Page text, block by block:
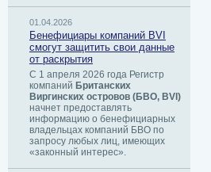
01.04.2026
Бенефициары компаний BVI
смогут защитить свои данные
от раскрытия
С 1 апреля 2026 года Регистр
компаний Британских
Виргинских островов (БВО, BVI)
начнет предоставлять
информацию о бенефициарных
владельцах компаний БВО по
запросу любых лиц, имеющих
«законный интерес».